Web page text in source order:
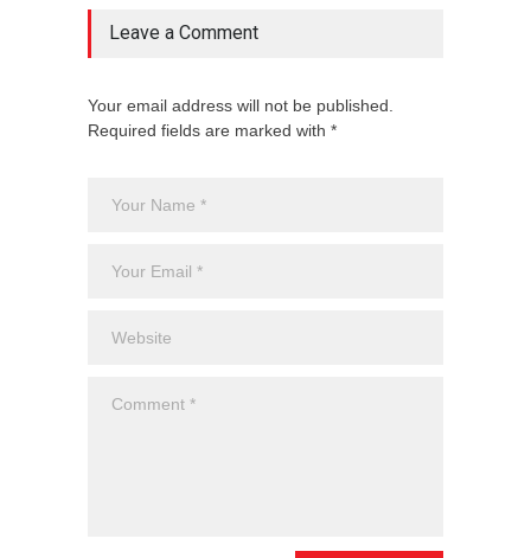
Leave a Comment
Your email address will not be published.
Required fields are marked with *